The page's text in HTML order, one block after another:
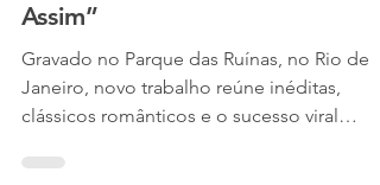
Assim”
Gravado no Parque das Ruínas, no Rio de
Janeiro, novo trabalho reúne inéditas,
clássicos românticos e o sucesso viral
marcado por emoção, clima intimista e